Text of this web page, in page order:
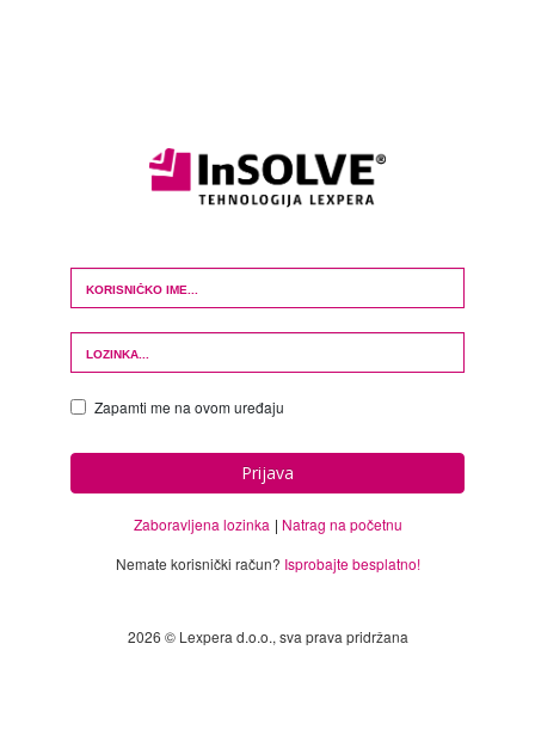
Login Form
Zapamti me na ovom uređaju
Prijava
Zaboravljena lozinka
Natrag na početnu
Nemate korisnički račun? Isprobajte besplatno!
2026 © Lexpera d.o.o., sva prava pridržana